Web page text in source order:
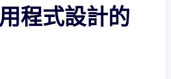
程式設計的